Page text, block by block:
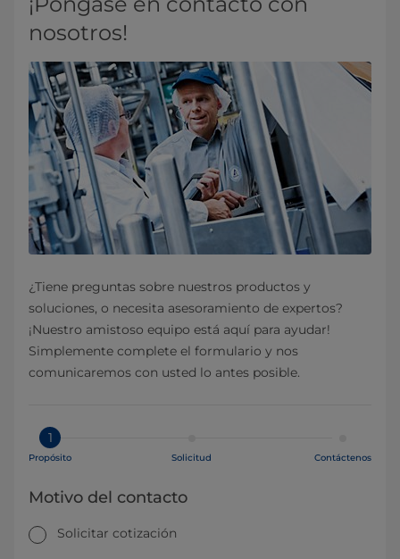
nosotros!
¿Tiene preguntas sobre nuestros productos y
soluciones, o necesita asesoramiento de expertos?
¡Nuestro amistoso equipo está aquí para ayudar!
Simplemente complete el formulario y nos
comunicaremos con usted lo antes posible.
1
Propósito Solicitud Contáctenos
Motivo del contacto
Solicitar cotización